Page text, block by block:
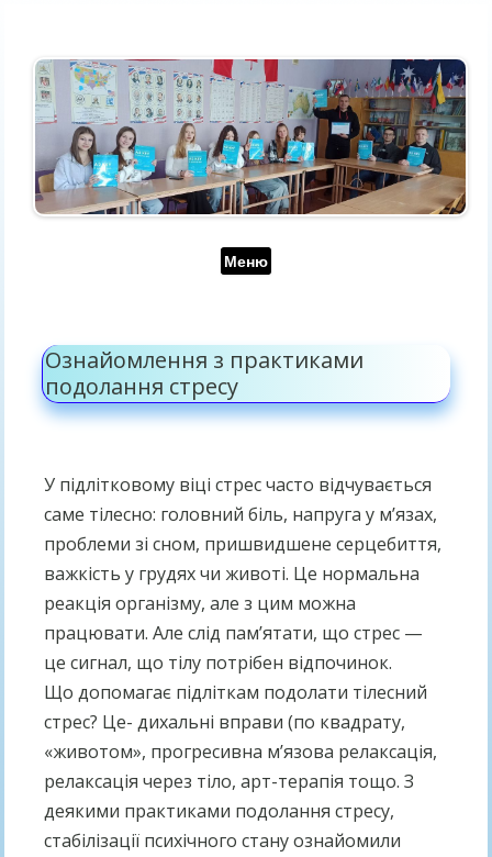
Меню
Ознайомлення з практиками
подолання стресу
У підлітковому віці стрес часто відчувається
саме тілесно: головний біль, напруга у м’язах,
проблеми зі сном, пришвидшене серцебиття,
важкість у грудях чи животі. Це нормальна
реакція організму, але з цим можна
працювати. Але слід пам’ятати, що стрес —
це сигнал, що тілу потрібен відпочинок.
Що допомагає підліткам подолати тілесний
стрес? Це- дихальні вправи (по квадрату,
«животом», прогресивна м’язова релаксація,
релаксація через тіло, арт-терапія тощо. З
деякими практиками подолання стресу,
стабілізації психічного стану ознайомили